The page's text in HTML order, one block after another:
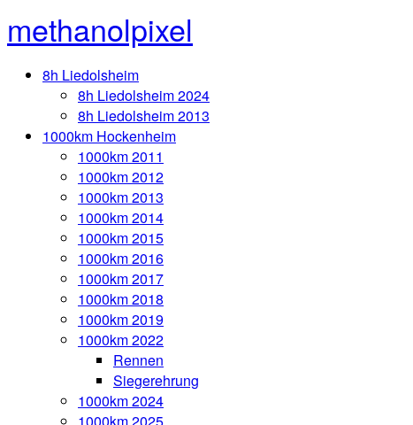
methanolpixel
8h Liedolsheim
8h Liedolsheim 2024
8h Liedolsheim 2013
1000km Hockenheim
1000km 2011
1000km 2012
1000km 2013
1000km 2014
1000km 2015
1000km 2016
1000km 2017
1000km 2018
1000km 2019
1000km 2022
Rennen
Siegerehrung
1000km 2024